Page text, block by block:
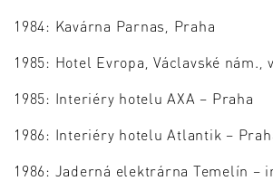
1984: Kavárna Parnas, Praha
1985: Hotel Evropa, Václavské nám.,
1985: Interiéry hotelu AXA – Praha
1986: Interiéry hotelu Atlantik –
1986: Jaderná elektrárna Temelín –